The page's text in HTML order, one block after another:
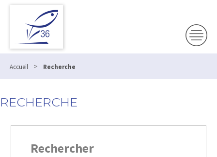
Accueil > Recherche
RECHERCHE
Rechercher